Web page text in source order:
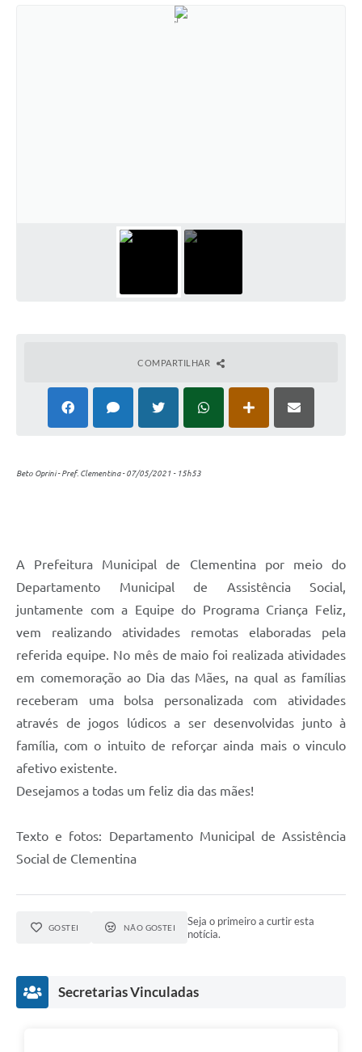
COMPARTILHAR
Beto Oprini - Pref. Clementina - 07/05/2021 - 15h53
A Prefeitura Municipal de Clementina por meio do
Departamento Municipal de Assistência Social,
juntamente com a Equipe do Programa Criança Feliz,
vem realizando atividades remotas elaboradas pela
referida equipe. No mês de maio foi realizada atividades
em comemoração ao Dia das Mães, na qual as famílias
receberam uma bolsa personalizada com atividades
através de jogos lúdicos a ser desenvolvidas junto à
família, com o intuito de reforçar ainda mais o vinculo
afetivo existente.
Desejamos a todas um feliz dia das mães!
Texto e fotos: Departamento Municipal de Assistência
Social de Clementina
GOSTEI NÃO GOSTEI
Seja o primeiro a curtir esta
notícia.
Secretarias Vinculadas